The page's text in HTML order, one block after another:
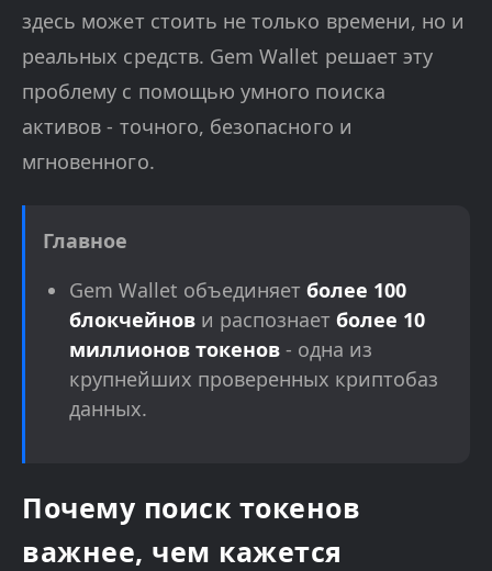
здесь может стоить не только времени, но и
реальных средств. Gem Wallet решает эту
проблему с помощью умного поиска
активов - точного, безопасного и
мгновенного.
Главное
Gem Wallet объединяет более 100
блокчейнов и распознает более 10
миллионов токенов - одна из
крупнейших проверенных криптобаз
данных.
Почему поиск токенов
важнее, чем кажется